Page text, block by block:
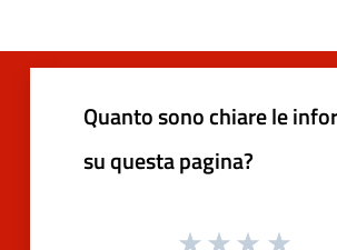
Quanto sono chiare le
su questa pagina?